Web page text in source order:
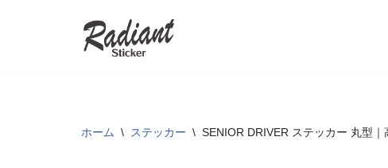
ホーム \ ステッカー \ SENIOR DRIVER ステッカー 丸型